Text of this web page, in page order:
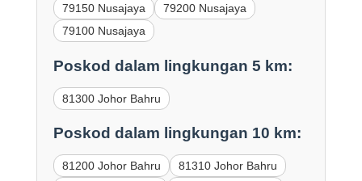
79150 Nusajaya
79200 Nusajaya
79100 Nusajaya
Poskod dalam lingkungan 5 km:
81300 Johor Bahru
Poskod dalam lingkungan 10 km:
81200 Johor Bahru
81310 Johor Bahru